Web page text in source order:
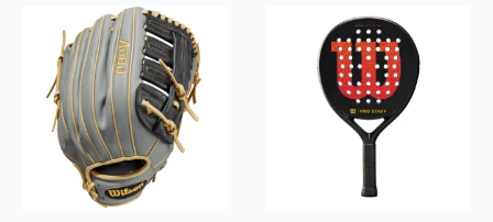
variantes.
opciones
pueden
elegir